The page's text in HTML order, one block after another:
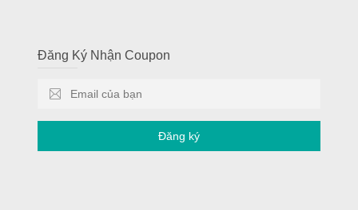
Đăng Ký Nhận Coupon
Đăng ký